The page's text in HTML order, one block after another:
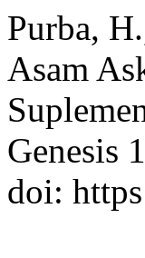
Purba,
Asam
Genesis
doi: